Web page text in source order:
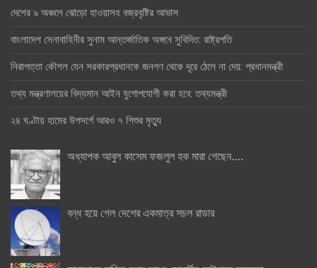
দেশের ৯ অঞ্চলে ঝোড়ো হাওয়াসহ বজ্রবৃষ্টির আভাস
বাংলাদেশ সেনাবাহিনীর সুনাম আন্তর্জাতিক অঙ্গনে সুবিদিত: রাষ্ট্রপতি
নিরাপত্তা কৌশল যেন সরকারপ্রধানকে জনগণ থেকে দূরে ঠেলে না দেয়: প্রধানমন্ত্রী
তথ্য মন্ত্রণালয়ের বিদ্যমান আইন যুগোপযোগী করা হবে: তথ্যমন্ত্রী
২৪ ঘণ্টায় হামের উপসর্গে আরও ৭ শিশুর মৃত্যু
অধ্যাপক আবুল কাসেম ফজলুল হক মারা গেছেন….
বন্ধ হয়ে গেল দেশের একমাত্র সচল রাডার